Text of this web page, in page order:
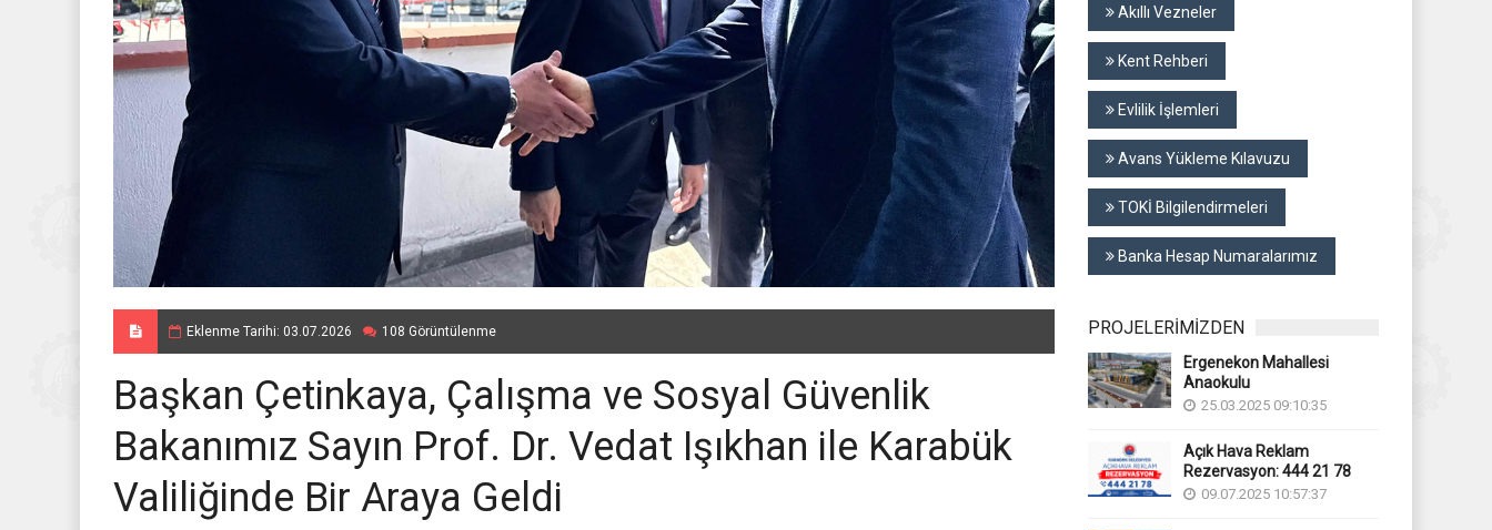
Eklenme Tarihi: 03.07.2026 108 Görüntülenme
Başkan Çetinkaya, Çalışma ve Sosyal Güvenlik
Bakanımız Sayın Prof. Dr. Vedat Işıkhan ile Karabük
Valiliğinde Bir Araya Geldi
Akıllı Vezneler
Kent Rehberi
Evlilik İşlemleri
Avans Yükleme Kılavuzu
TOKİ Bilgilendirmeleri
Banka Hesap Numaralarımız
PROJELERİMİZDEN
Ergenekon Mahallesi
Anaokulu
25.03.2025 09:10:35
Açık Hava Reklam
Rezervasyon: 444 21 78
09.07.2025 10:57:37